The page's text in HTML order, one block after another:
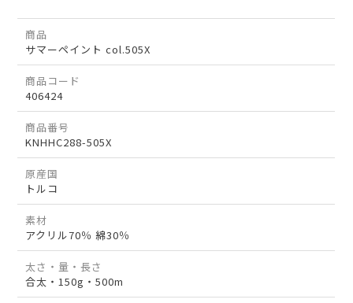
商品
サマーペイント col.505X
商品コード
406424
商品番号
KNHHC288-505X
原産国
トルコ
素材
アクリル70％ 綿30％
太さ・量・長さ
合太・150g・500m